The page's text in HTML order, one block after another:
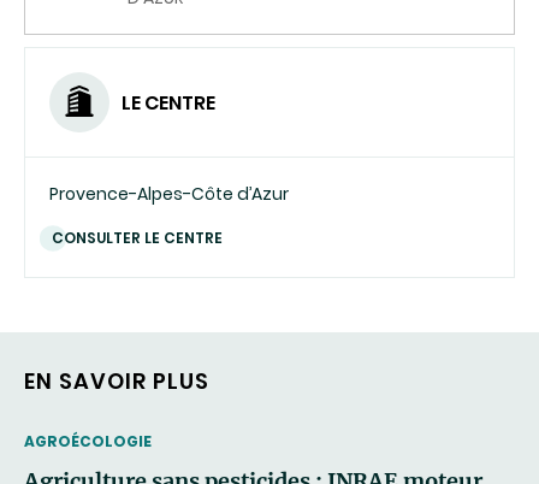
LE CENTRE
Provence-Alpes-Côte d’Azur
CONSULTER LE CENTRE
EN SAVOIR PLUS
THEMATIC
AGROÉCOLOGIE